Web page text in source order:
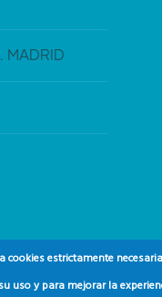
MADRID
estrictamente
uso y para mejorar la